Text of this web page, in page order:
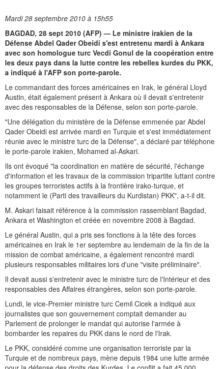
Mardi 28 septembre 2010 à 15h55
BAGDAD, 28 sept 2010 (AFP) — Le ministre irakien de la
Défense Abdel Qader Obeidi s'est entretenu mardi à Ankara
avec son homologue turc Vecdi Gonul de la coopération entre
les deux pays dans la lutte contre les rebelles kurdes du PKK,
a indiqué à l'AFP son porte-parole.
Le commandant des forces américaines en Irak, le général Lloyd
Austin, était également présent à Ankara où il devait s'entretenir
avec des responsables de la Défense, selon son porte-parole.
"Une délégation du ministère de la Défense emmenée par Abdel
Qader Obeidi est arrivée mardi en Turquie et s'est immédiatement
réunie avec le ministre turc de la Défense", a déclaré par téléphone
le porte-parole irakien, Mohamed al-Askari.
Ils ont évoqué "la coordination en matière de sécurité, l'échange
d'information et les travaux de la commission tripartite luttant contre
les groupes terroristes actifs à la frontière irako-turque, et
notamment le (Parti des travailleurs du Kurdistan) PKK", a-t-il dit.
M. Askari faisait référence à la commission rassemblant Bagdad,
Ankara et Washington et créée en novembre 2008 à Bagdad.
Le général Austin, qui a pris ses fonctions à la tête des forces
américaines en Irak le 1er septembre au lendemain de la fin de la
mission de combat américaine, a également rencontré mardi
plusieurs responsables militaires lors d'une "visite préliminaire".
Il devait aussi s'entretenir avec le ministre turc de l'Intérieur et des
responsables des Affaires étrangères, selon son porte-parole.
Lundi, le vice-Premier ministre turc Cemil Cicek a indiqué aux
journalistes que son gouvernement comptait demander au
Parlement de prolonger le mandat qui autorise l'armée à
bombarder les repaires du PKK dans le nord de l'Irak.
Le PKK, considéré comme une organisation terroriste par la
Turquie et de nombreux pays, mène depuis 1984 une lutte armée